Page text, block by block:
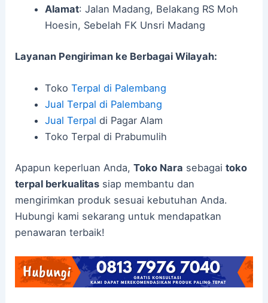
Alamat: Jalan Madang, Belakang RS Moh
Hoesin, Sebelah FK Unsri Madang
Layanan Pengiriman ke Berbagai Wilayah:
Toko Terpal di Palembang
Jual Terpal di Palembang
Jual Terpal di Pagar Alam
Toko Terpal di Prabumulih
Apapun keperluan Anda,Toko Nara sebagaitoko
terpal berkualitas siap membantu dan
mengirimkan produk sesuai kebutuhan Anda.
Hubungi kami sekarang untuk mendapatkan
penawaran terbaik!